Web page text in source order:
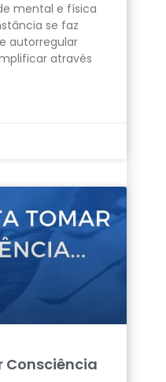
mental e física
se faz
autorregular
através
Consciência